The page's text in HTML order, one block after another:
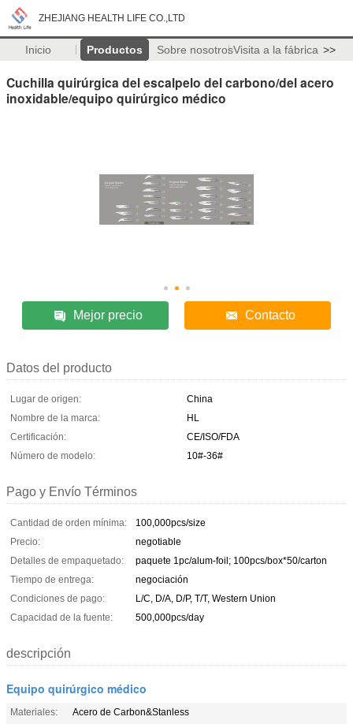
ZHEJIANG HEALTH LIFE CO.,LTD
Inicio Productos Sobre nosotrosVisita a la fábrica >>
Cuchilla quirúrgica del escalpelo del carbono/del acero
inoxidable/equipo quirúrgico médico
Mejor precio Contacto
Datos del producto
Lugar de origen:
China
Nombre de la marca:
HL
Certificación:
CE/ISO/FDA
Número de modelo:
10#-36#
Pago y Envío Términos
Cantidad de orden mínima:
100,000pcs/size
Precio:
negotiable
Detalles de empaquetado:
paquete 1pc/alum-foil; 100pcs/box*50/carton
Tiempo de entrega:
negociación
Condiciones de pago:
L/C, D/A, D/P, T/T, Western Union
Capacidad de la fuente:
500,000pcs/day
descripción
Equipo quirúrgico médico
Materiales:
Acero de Carbon&Stanless